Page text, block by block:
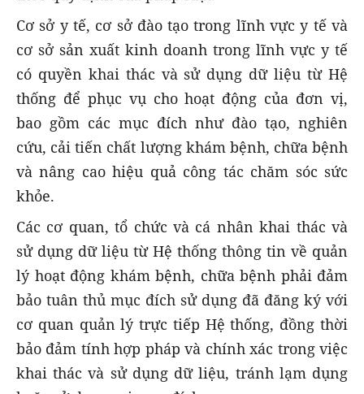
Cơ sở y tế, cơ sở đào tạo trong lĩnh vực y tế và
cơ sở sản xuất kinh doanh trong lĩnh vực y tế
có quyền khai thác và sử dụng dữ liệu từ Hệ
thống để phục vụ cho hoạt động của đơn vị,
bao gồm các mục đích như đào tạo, nghiên
cứu, cải tiến chất lượng khám bệnh, chữa bệnh
và nâng cao hiệu quả công tác chăm sóc sức
khỏe.
Các cơ quan, tổ chức và cá nhân khai thác và
sử dụng dữ liệu từ Hệ thống thông tin về quản
lý hoạt động khám bệnh, chữa bệnh phải đảm
bảo tuân thủ mục đích sử dụng đã đăng ký với
cơ quan quản lý trực tiếp Hệ thống, đồng thời
bảo đảm tính hợp pháp và chính xác trong việc
khai thác và sử dụng dữ liệu, tránh lạm dụng